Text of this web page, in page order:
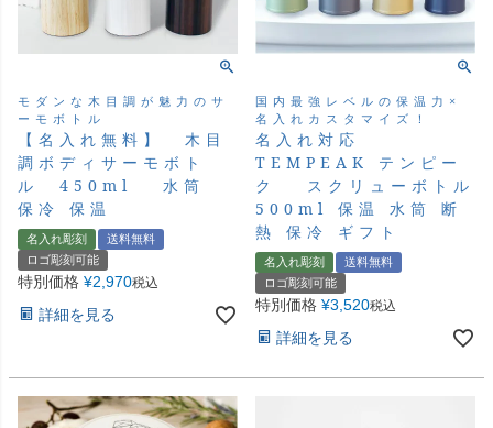
モダンな木目調が魅力のサ
ーモボトル
【名入れ無料】 木目
調ボディサーモボト
ル 450ml 水筒
保冷 保温
名入れ彫刻
送料無料
ロゴ彫刻可能
特別価格 ¥2,970税込
詳細を見る
国内最強レベルの保温力×
名入れカスタマイズ！
名入れ対応
TEMPEAK テンピー
ク スクリューボトル
500ml 保温 水筒 断
熱 保冷 ギフト
名入れ彫刻
送料無料
ロゴ彫刻可能
特別価格 ¥3,520税込
詳細を見る